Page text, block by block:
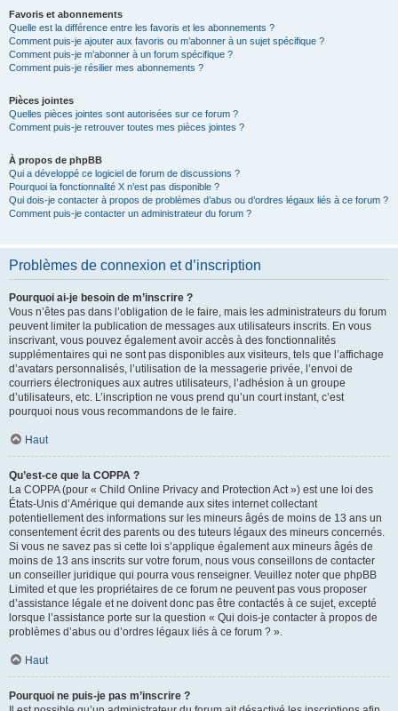
Favoris et abonnements
Quelle est la différence entre les favoris et les abonnements ?
Comment puis-je ajouter aux favoris ou m’abonner à un sujet spécifique ?
Comment puis-je m’abonner à un forum spécifique ?
Comment puis-je résilier mes abonnements ?
Pièces jointes
Quelles pièces jointes sont autorisées sur ce forum ?
Comment puis-je retrouver toutes mes pièces jointes ?
À propos de phpBB
Qui a développé ce logiciel de forum de discussions ?
Pourquoi la fonctionnalité X n’est pas disponible ?
Qui dois-je contacter à propos de problèmes d’abus ou d’ordres légaux liés à ce forum ?
Comment puis-je contacter un administrateur du forum ?
Problèmes de connexion et d’inscription
Pourquoi ai-je besoin de m’inscrire ?
Vous n’êtes pas dans l’obligation de le faire, mais les administrateurs du forum
peuvent limiter la publication de messages aux utilisateurs inscrits. En vous
inscrivant, vous pouvez également avoir accès à des fonctionnalités
supplémentaires qui ne sont pas disponibles aux visiteurs, tels que l’affichage
d’avatars personnalisés, l’utilisation de la messagerie privée, l’envoi de
courriers électroniques aux autres utilisateurs, l’adhésion à un groupe
d’utilisateurs, etc. L’inscription ne vous prend qu’un court instant, c’est
pourquoi nous vous recommandons de le faire.
Haut
Qu’est-ce que la COPPA ?
La COPPA (pour « Child Online Privacy and Protection Act ») est une loi des
États-Unis d’Amérique qui demande aux sites internet collectant
potentiellement des informations sur les mineurs âgés de moins de 13 ans un
consentement écrit des parents ou des tuteurs légaux des mineurs concernés.
Si vous ne savez pas si cette loi s’applique également aux mineurs âgés de
moins de 13 ans inscrits sur votre forum, nous vous conseillons de contacter
un conseiller juridique qui pourra vous renseigner. Veuillez noter que phpBB
Limited et que les propriétaires de ce forum ne peuvent pas vous proposer
d’assistance légale et ne doivent donc pas être contactés à ce sujet, excepté
lorsque l’assistance porte sur la question « Qui dois-je contacter à propos de
problèmes d’abus ou d’ordres légaux liés à ce forum ? ».
Haut
Pourquoi ne puis-je pas m’inscrire ?